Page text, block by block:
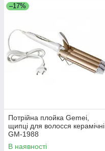
–17%
Потрійна плойка Gemei,
щипці для волосся керамічні
GM-1988
В наявності